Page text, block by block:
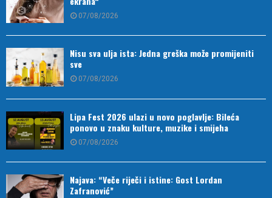
07/08/2026
Nisu sva ulja ista: Jedna greška može promijeniti
sve
07/08/2026
Lipa Fest 2026 ulazi u novo poglavlje: Bileća
ponovo u znaku kulture, muzike i smijeha
07/08/2026
Najava: “Veče riječi i istine: Gost Lordan
Zafranović”